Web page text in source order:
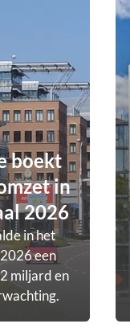
boekt
in
2026
in het
een
miljard en